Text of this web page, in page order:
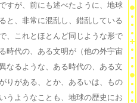
すが、前にも述べたように、地球
と、非常に混乱し、錯乱している
、これとほとんど同じような形で
時代の、ある文明が（他の外宇宙
なるような、ある時代の、ある文
りがある、とか、あるいは、もの
うようなことも、地球の歴史にお